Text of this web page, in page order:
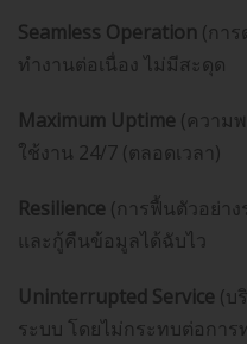
Seamless Operation (กา
ทำงานต่อเนื่อง ไม่มีสะดุด
️Maximum Uptime (ความ
ใช้งาน 24/7 (ตลอดเวลา)
Resilience (การฟื้นตัวอย่า
และกู้คืนข้อมูลได้ฉับไว
Uninterrupted Service (บ
ระบบ โดยไม่กระทบต่อการ